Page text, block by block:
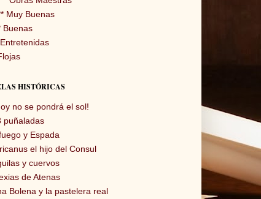
Muy Buenas
Buenas
HISTÓRICAS
no se pondrá el sol!
puñaladas
y Espada
el hijo del Consul
y cuervos
de Atenas
Bolena y la pastelera real